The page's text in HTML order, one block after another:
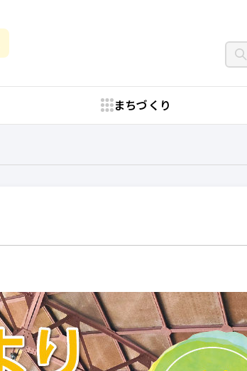
まちづくり